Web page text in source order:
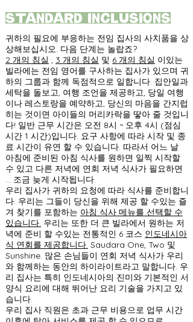
standard inclusions
귀하의 필요에 부응하는 전임 집사의 사치품을 상
상해보십시오. 다음 단계는 놀랍죠?
2 개의 침실 , 3 개의 침실 및 6 개의 침실 이있는
빌라에는 전임 영어를 구사하는 집사가 있으며 귀
하의 그룹과 함께 독점적으로 일합니다. 집안일과
세탁을 돌보고, 여행 조언을 제공하고, 당일 여행
이나 레스토랑을 예약하고, 당신의 마음을 간지럽
히는 것이면 아이들의 머리카락을 땋아 줄 것입니
다! 일반 근무 시간은 오전 8시 ~ 오후 4시 (점심
시간 1 시간)입니다. 요구 사항에 따라 시작 및 종
료 시간이 유연 할 수 있습니다. 따라서 어느 날
아침에 준비된 아침 식사를 원하면 일찍 시작할
수 있고 다른 저녁에 연회 저녁 식사가 필요하면
... 조금 늦게 시작됩니다.
우리 집사가 귀하의 요청에 따라 식사를 준비합니
다. 우리는 그들이 당신을 위해 제공 할 수있는 즐
겨 찾기를 포함하는 아침 식사 메뉴를 선택할 수
있습니다. 우리는 또한 더 큰 빌라에서 원하는 저
녁에 준비 할 수있는 전통적인 6 코스 인도네시아
식 연회를 제공합니다. Saudara One, Two 및
Sunshine. 많은 손님들이 연회 저녁 식사가 우리
와 함께하는 동안의 하이라이트라고 말합니다. 우
리 집사는 특히 인도네시아의 진미와 기본적인 서
양식 요리에 대해 뛰어난 요리 기술을 가지고 있
습니다.
우리 집사 직원은 초과 근무 비용으로 업무 시간